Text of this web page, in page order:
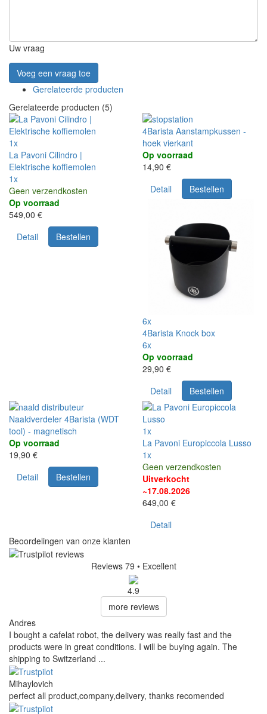
Uw vraag
Voeg een vraag toe
Gerelateerde producten
Gerelateerde producten (5)
1x
La Pavoni Cilindro |
Elektrische koffiemolen
1x
Geen verzendkosten
Op voorraad
549,00 €
Detail
Bestellen
4Barista Aanstampkussen -
hoek vierkant
Op voorraad
14,90 €
Detail
Bestellen
6x
4Barista Knock box
6x
Op voorraad
29,90 €
Detail
Bestellen
Naaldverdeler 4Barista (WDT
tool) - magnetisch
Op voorraad
19,90 €
Detail
Bestellen
1x
La Pavoni Europiccola Lusso
1x
Geen verzendkosten
Uitverkocht
~17.08.2026
649,00 €
Detail
Beoordelingen van onze klanten
Reviews 79 • Excellent
4.9
more reviews
Andres
I bought a cafelat robot, the delivery was really fast and the
products were in great conditions. I will be buying again. The
shipping to Switzerland ...
Mihaylovich
perfect all product,company,delivery, thanks recomended